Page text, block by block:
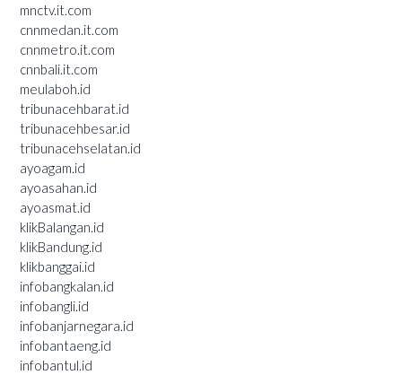
mnctv.it.com
cnnmedan.it.com
cnnmetro.it.com
cnnbali.it.com
meulaboh.id
tribunacehbarat.id
tribunacehbesar.id
tribunacehselatan.id
ayoagam.id
ayoasahan.id
ayoasmat.id
klikBalangan.id
klikBandung.id
klikbanggai.id
infobangkalan.id
infobangli.id
infobanjarnegara.id
infobantaeng.id
infobantul.id